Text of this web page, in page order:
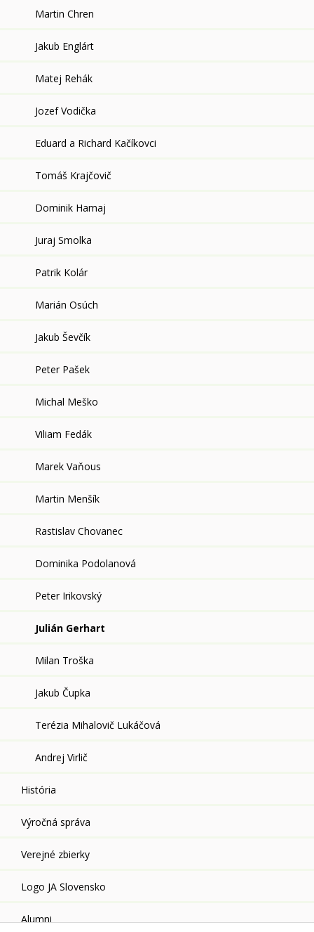
Martin Chren
Jakub Englárt
Matej Rehák
Jozef Vodička
Eduard a Richard Kačíkovci
Tomáš Krajčovič
Dominik Hamaj
Juraj Smolka
Patrik Kolár
Marián Osúch
Jakub Ševčík
Peter Pašek
Michal Meško
Viliam Fedák
Marek Vaňous
Martin Menšík
Rastislav Chovanec
Dominika Podolanová
Peter Irikovský
Julián Gerhart
Milan Troška
Jakub Čupka
Terézia Mihalovič Lukáčová
Andrej Virlič
História
Výročná správa
Verejné zbierky
Logo JA Slovensko
Alumni